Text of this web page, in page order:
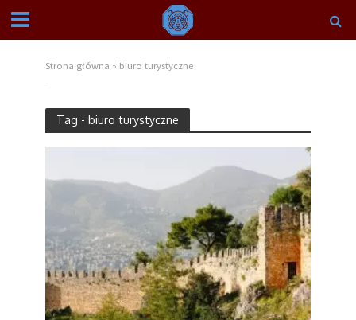
Strona główna » biuro turystyczne
Tag - biuro turystyczne